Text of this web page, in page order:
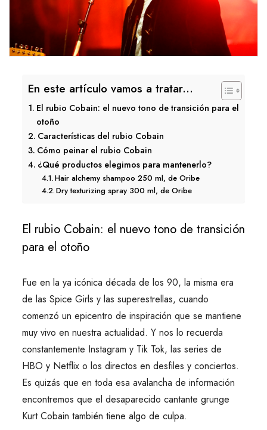
En este artículo vamos a tratar...
El rubio Cobain: el nuevo tono de transición para el
otoño
Características del rubio Cobain
Cómo peinar el rubio Cobain
¿Qué productos elegimos para mantenerlo?
Hair alchemy shampoo 250 ml, de Oribe
Dry texturizing spray 300 ml, de Oribe
El rubio Cobain: el nuevo tono de transición
para el otoño
Fue en la ya icónica década de los 90, la misma era
de las Spice Girls y las superestrellas, cuando
comenzó un epicentro de inspiración que se mantiene
muy vivo en nuestra actualidad. Y nos lo recuerda
constantemente Instagram y Tik Tok, las series de
HBO y Netflix o los directos en desfiles y conciertos.
Es quizás que en toda esa avalancha de información
encontremos que el desaparecido cantante grunge
Kurt Cobain también tiene algo de culpa.